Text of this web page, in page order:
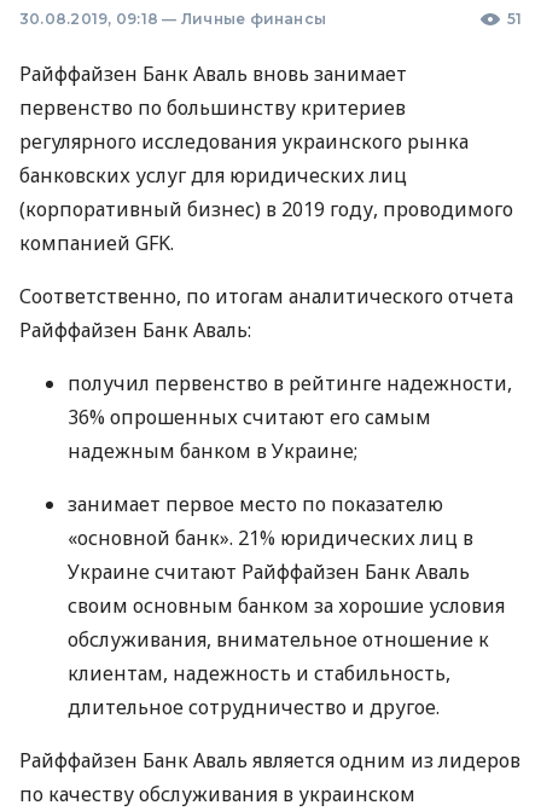
30.08.2019, 09:18 — Личные финансы 51
Райффайзен Банк Аваль вновь занимает
первенство по большинству критериев
регулярного исследования украинского рынка
банковских услуг для юридических лиц
(корпоративный бизнес) в 2019 году, проводимого
компанией GFK.
Соответственно, по итогам аналитического отчета
Райффайзен Банк Аваль:
получил первенство в рейтинге надежности,
36% опрошенных считают его самым
надежным банком в Украине;
занимает первое место по показателю
«основной банк». 21% юридических лиц в
Украине считают Райффайзен Банк Аваль
своим основным банком за хорошие условия
обслуживания, внимательное отношение к
клиентам, надежность и стабильность,
длительное сотрудничество и другое.
Райффайзен Банк Аваль является одним из лидеров
по качеству обслуживания в украинском